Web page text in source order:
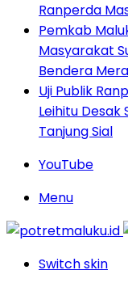
Ranperda
Pemkab
Masyarakat
Bendera
Uji Publik
Leihitu Desak
Tanjung Sial
YouTube
Menu
Switch skin